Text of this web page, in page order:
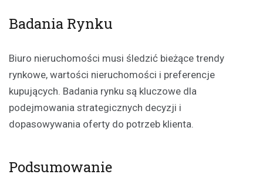
Badania Rynku
Biuro nieruchomości musi śledzić bieżące trendy
rynkowe, wartości nieruchomości i preferencje
kupujących. Badania rynku są kluczowe dla
podejmowania strategicznych decyzji i
dopasowywania oferty do potrzeb klienta.
Podsumowanie